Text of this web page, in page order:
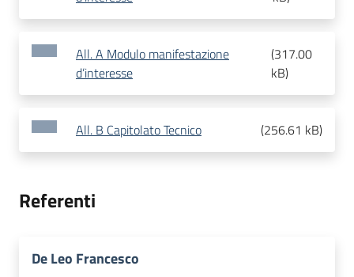
All. A Modulo manifestazione
d’interesse
(317.00
kB)
All. B Capitolato Tecnico (256.61 kB)
Referenti
De Leo Francesco